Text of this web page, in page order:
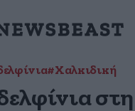
#Χαλκιδική
στη